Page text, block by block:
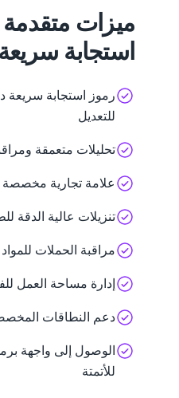
ميزات متقدمة
استجابة
رموز استجابة سريعة
للتعديل
تحليلات متعمقة
علامة تجارية
تنزيلات عالية الدقة
مراقبة الحملات
إدارة مساحة العمل
دعم النطاقات
للأتمتة